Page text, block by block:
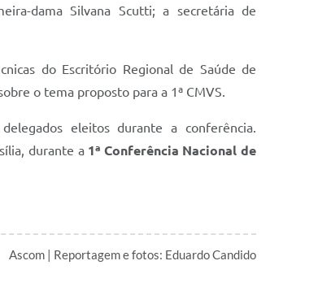
dama Silvana Scutti; a secretária de
do Escritório Regional de Saúde de
o tema proposto para a 1ª CMVS.
eleitos durante a conferência.
durante a 1ª Conferência Nacional de
Ascom | Reportagem e fotos: Eduardo Candido